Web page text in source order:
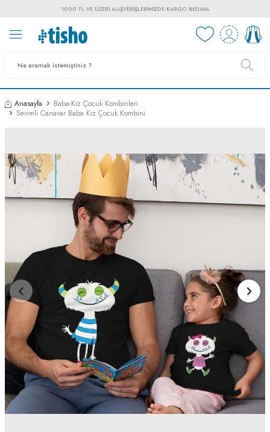
1000 TL VE ÜZERI ALIŞVERIŞLERINIZDE KARGO BEDAVA
Anasayfa
Baba-Kız Çocuk Kombinleri
Sevimli Canavar Baba Kız Çocuk Kombini